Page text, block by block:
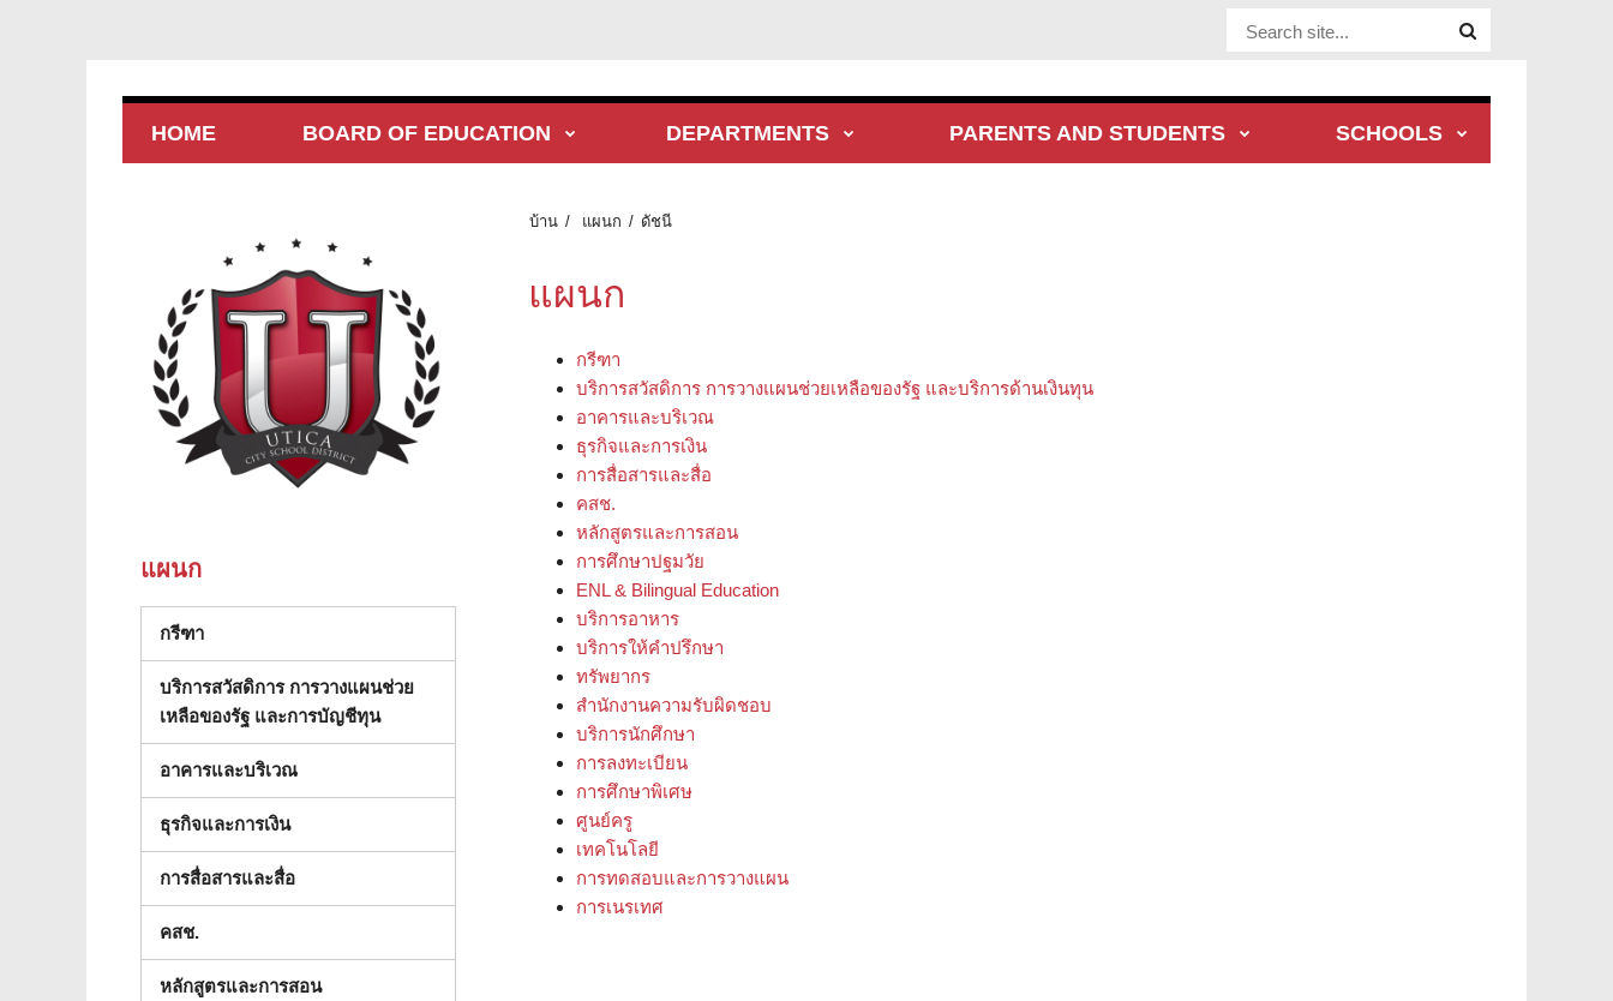
Website Site
HOME BOARD OF EDUCATION DEPARTMENTS PARENTS AND STUDENTS SCHOOLS
บ้าน แผนก ดัชนี
แผนก
กรีฑา
บริการสวัสดิการ การวางแผนช่วยเหลือของรัฐ และบริการด้านเงินทุน
อาคารและบริเวณ
ธุรกิจและการเงิน
การสื่อสารและสื่อ
คสช.
หลักสูตรและการสอน
การศึกษาปฐมวัย
ENL & Bilingual Education
บริการอาหาร
บริการให้คําปรึกษา
ทรัพยากร
สํานักงานความรับผิดชอบ
บริการนักศึกษา
การลงทะเบียน
การศึกษาพิเศษ
ศูนย์ครู
เทคโนโลยี
การทดสอบและการวางแผน
การเนรเทศ
แผนก
กรีฑา
บริการสวัสดิการ การวางแผนช่วย
เหลือของรัฐ และการบัญชีทุน
อาคารและบริเวณ
ธุรกิจและการเงิน
การสื่อสารและสื่อ
คสช.
หลักสูตรและการสอน